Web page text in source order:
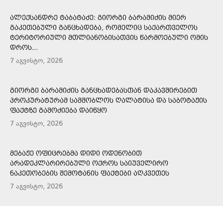
ᲐᲚᲔᲥᲡᲐᲜᲓᲠᲔ ᲢᲐᲑᲐᲢᲐᲫᲔ: ᲒᲘᲝᲠᲒᲘ ᲑᲐᲠᲐᲛᲘᲫᲘᲡ ᲛᲘᲔᲠ
ᲒᲐᲙᲔᲗᲔᲑᲣᲚᲘ ᲒᲐᲜᲪᲮᲐᲓᲔᲑᲐ, ᲠᲝᲛᲔᲚᲘᲪ ᲡᲐᲥᲐᲠᲗᲕᲔᲚᲝᲡ
ᲢᲔᲠᲘᲢᲝᲠᲘᲣᲚᲘ ᲛᲗᲚᲘᲐᲜᲝᲑᲘᲡᲐᲗᲕᲘᲡ ᲬᲐᲠᲛᲝᲔᲑᲣᲚᲘ ᲝᲛᲘᲡ
ᲓᲠᲝᲡ...
7 აგვისტო, 2026
ᲒᲘᲝᲠᲒᲘ ᲑᲐᲠᲐᲛᲘᲫᲘᲡ ᲒᲐᲜᲪᲮᲐᲓᲔᲑᲐᲡᲗᲐᲜ ᲓᲐᲙᲐᲕᲨᲘᲠᲔᲑᲘᲗ
ᲞᲠᲝᲙᲣᲠᲐᲢᲣᲠᲐᲛ ᲡᲐᲛᲨᲝᲑᲚᲝᲡ ᲦᲐᲚᲐᲢᲘᲡᲐ ᲓᲐ ᲡᲐᲑᲝᲢᲐᲟᲘᲡ
ᲤᲐᲥᲢᲖᲔ ᲒᲐᲛᲝᲫᲘᲔᲑᲐ ᲓᲐᲘᲬᲧᲝ
7 აგვისტო, 2026
ᲛᲔᲑᲐᲟᲔ ᲝᲤᲘᲪᲠᲔᲑᲛᲐ ᲓᲘᲓᲘ ᲝᲓᲔᲜᲝᲑᲘᲗ
ᲐᲠᲐᲓᲔᲙᲚᲐᲠᲘᲠᲔᲑᲣᲚᲘ ᲝᲥᲠᲝᲡ ᲡᲐᲘᲣᲕᲔᲚᲘᲠᲝ
ᲜᲐᲙᲔᲗᲝᲑᲔᲑᲘᲡ ᲨᲔᲛᲝᲢᲐᲜᲘᲡ ᲤᲐᲥᲢᲔᲑᲘ ᲐᲦᲙᲕᲔᲗᲔᲡ
7 აგვისტო, 2026